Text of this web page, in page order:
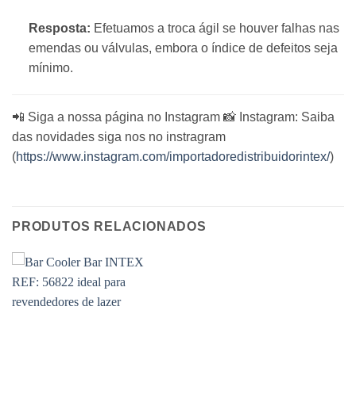
Resposta: Efetuamos a troca ágil se houver falhas nas
emendas ou válvulas, embora o índice de defeitos seja
mínimo.
📲 Siga a nossa página no Instagram 📸 Instagram: Saiba
das novidades siga nos no instragram
(https://www.instagram.com/importadoredistribuidorintex/)
PRODUTOS RELACIONADOS